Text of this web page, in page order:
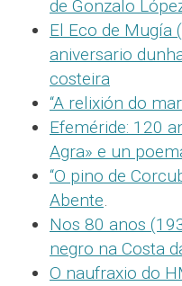
de Gonzalo
El Eco de Mugía
aniversario
costeira
“A relixión do
Efeméride: 120
Agra» e un
“O pino de
Abente.
Nos 80 anos
negro na Costa
O naufraxio do